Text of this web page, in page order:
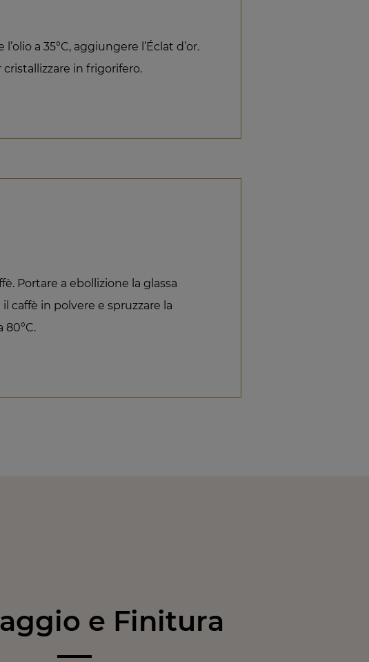
a 35°C, aggiungere l’Éclat d’or.
cristallizzare in frigorifero.
Portare a ebollizione la glassa
il caffè in polvere e spruzzare la
80°C.
e Finitura